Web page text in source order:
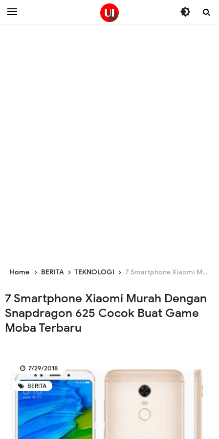
Home BERITA TEKNOLOGI 7 Smartphone Xiaomi Murah Dengan Snapdragon 625 Cocok Buat Game Moba Terbaru
7 Smartphone Xiaomi Murah Dengan
Snapdragon 625 Cocok Buat Game
Moba Terbaru
BERITA
7/29/2018